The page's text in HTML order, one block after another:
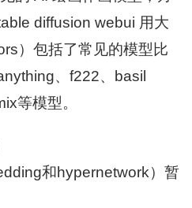
diffusion webui 用大
）包括了常见的模型比
、f222、basil
等模型。
和hypernetwork）暂